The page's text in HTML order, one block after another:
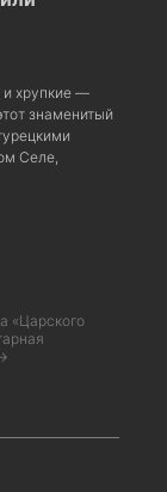
хрупкие —
знаменитый
Селе,
«Царского